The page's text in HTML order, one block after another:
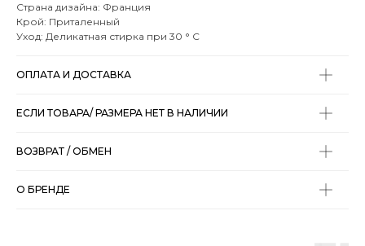
Страна дизайна: Франция
Крой: Приталенный
Уход: Деликатная стирка при 30 ° C
ОПЛАТА И ДОСТАВКА
ЕСЛИ ТОВАРА/ РАЗМЕРА НЕТ В НАЛИЧИИ
ВОЗВРАТ / ОБМЕН
О БРЕНДЕ